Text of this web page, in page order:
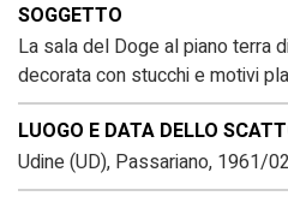
SOGGETTO
La sala del Doge al piano terra
decorata con stucchi e motivi
LUOGO E DATA DELLO
Udine (UD), Passariano, 1961/